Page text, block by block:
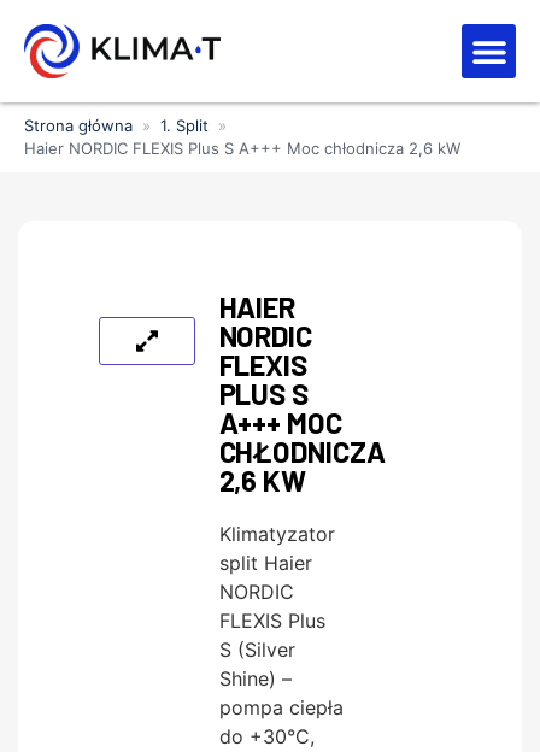
Strona główna » 1. Split
»
Haier NORDIC FLEXIS Plus S A+++ Moc chłodnicza 2,6 kW
HAIER
NORDIC
FLEXIS
PLUS S
A+++ MOC
CHŁODNICZA
2,6 KW
Klimatyzator
split Haier
NORDIC
FLEXIS Plus
S (Silver
Shine) –
pompa ciepła
do +30°C,